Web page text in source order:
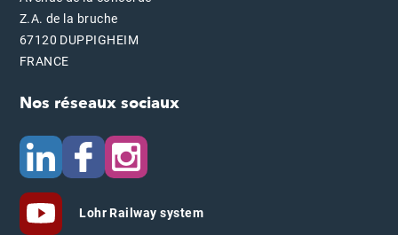
Z.A. de la bruche
67120 DUPPIGHEIM
FRANCE
Nos réseaux sociaux
Lohr Railway system